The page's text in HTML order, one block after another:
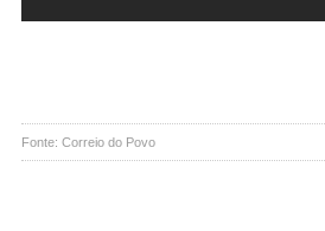
Fonte: Correio do Povo